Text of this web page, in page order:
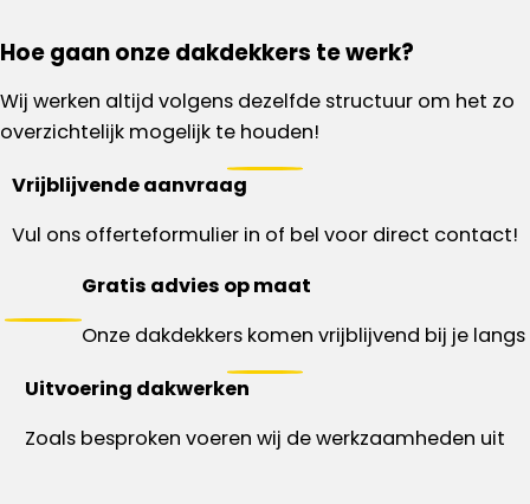
Hoe gaan onze dakdekkers te werk?
Wij werken altijd volgens dezelfde structuur om het zo
overzichtelijk mogelijk te houden!
Vrijblijvende aanvraag
Vul ons offerteformulier in of bel voor direct contact!
Gratis advies op maat
Onze dakdekkers komen vrijblijvend bij je langs
Uitvoering dakwerken
Zoals besproken voeren wij de werkzaamheden uit